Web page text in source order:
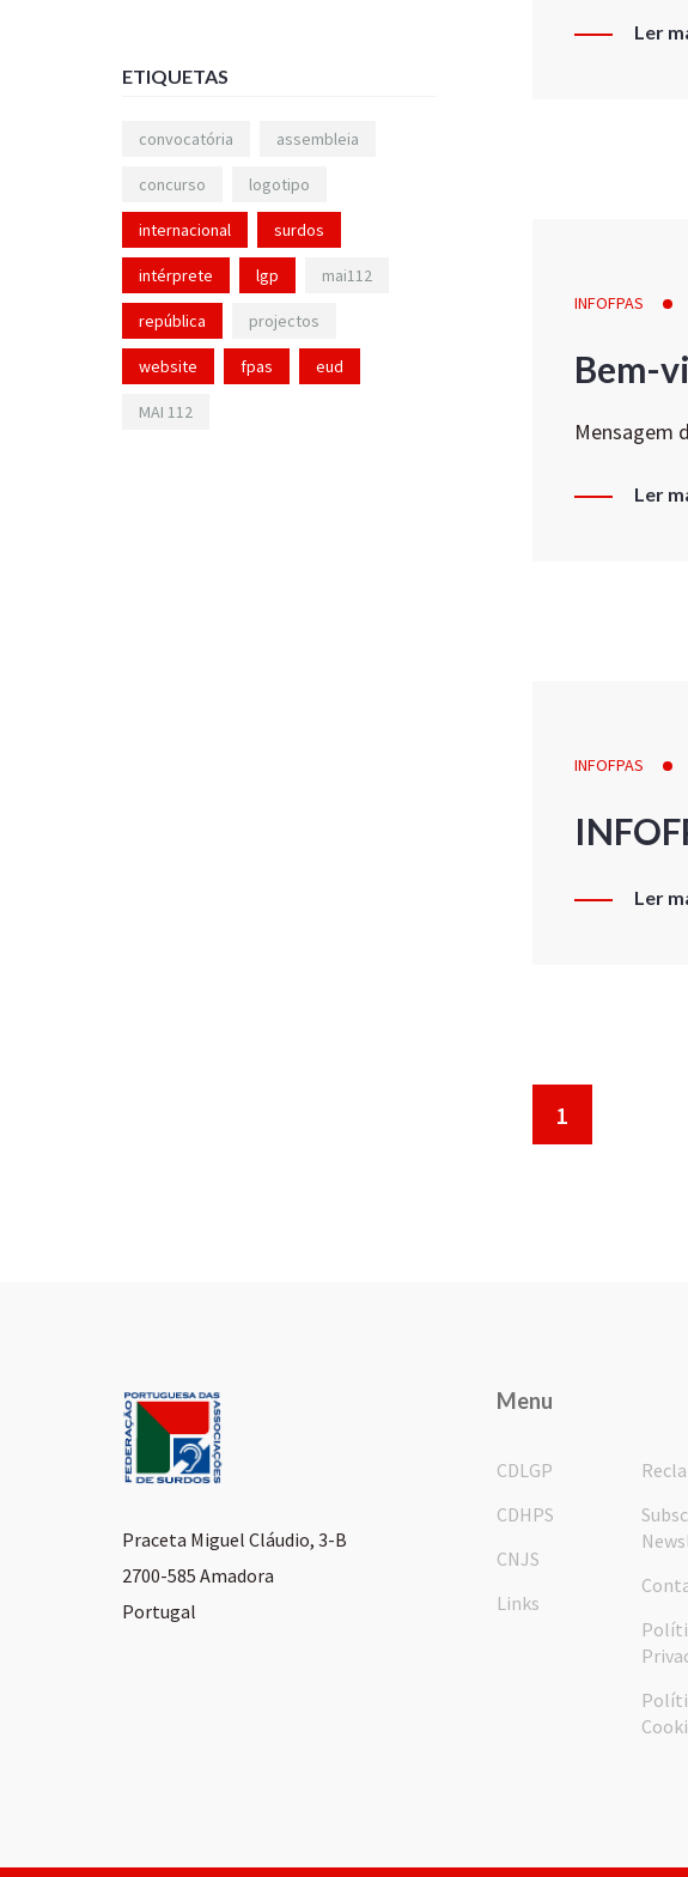
Ler
INFOFPAS
Bem-
Mensagem
Ler
INFOFPAS
Ler
1
ETIQUETAS
convocatória assembleia
concurso logotipo
internacional surdos
intérprete lgp mai112
república projectos
website fpas eud
MAI 112
Praceta Miguel Cláudio, 3-B
2700-585 Amadora
Portugal
Menu
CDLGP
CDHPS
CNJS
Links